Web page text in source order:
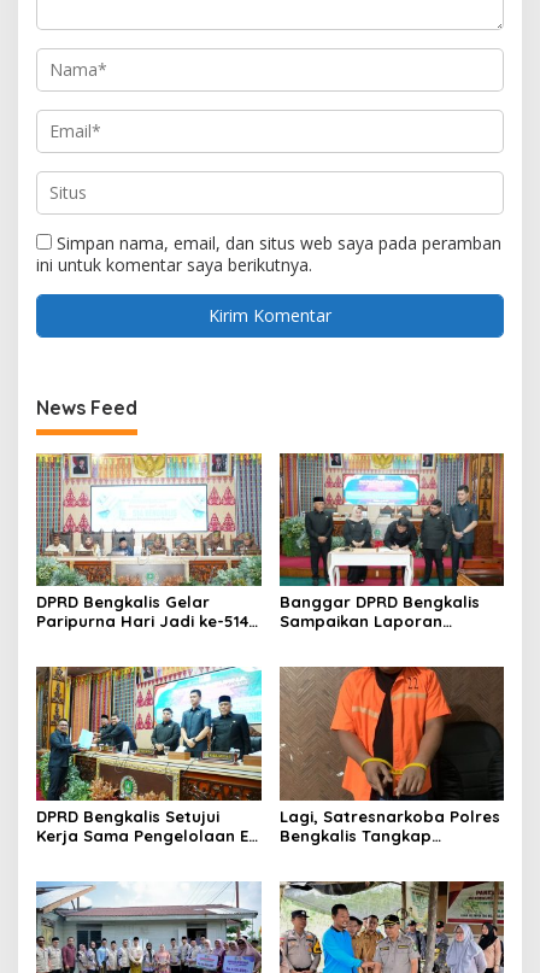
Simpan nama, email, dan situs web saya pada peramban
ini untuk komentar saya berikutnya.
News Feed
DPRD Bengkalis Gelar
Paripurna Hari Jadi ke-514
Negeri Junjungan.
Banggar DPRD Bengkalis
Sampaikan Laporan
Pelaksanaan APBD Tahun
Anggaran 2025
DPRD Bengkalis Setujui
Kerja Sama Pengelolaan E-
Lagi, Satresnarkoba Polres
Bengkalis Tangkap